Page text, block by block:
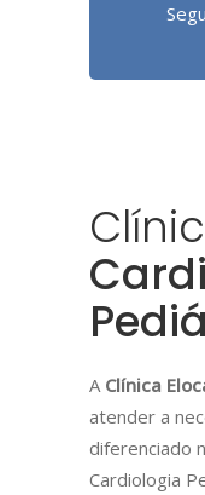
A Clínica
atender a
diferenciado
Cardiologia